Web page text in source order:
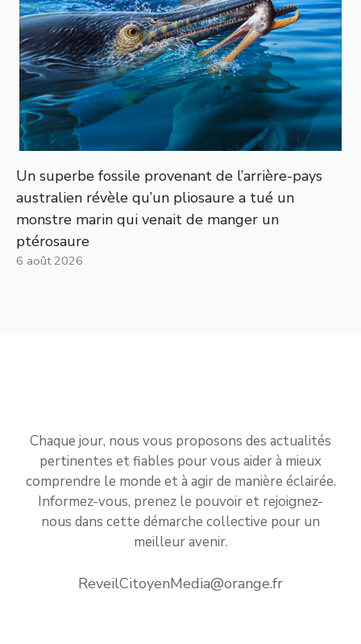
Un superbe fossile provenant de l’arrière-pays
australien révèle qu’un pliosaure a tué un
monstre marin qui venait de manger un
ptérosaure
6 août 2026
Chaque jour, nous vous proposons des actualités
pertinentes et fiables pour vous aider à mieux
comprendre le monde et à agir de manière éclairée.
Informez-vous, prenez le pouvoir et rejoignez-
nous dans cette démarche collective pour un
meilleur avenir.
ReveilCitoyenMedia@orange.fr